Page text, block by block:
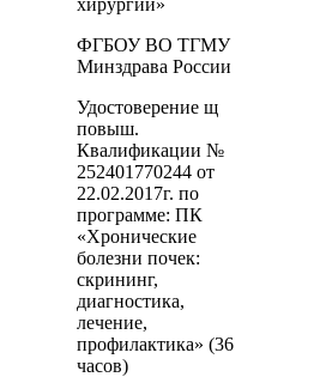
ФГБОУ ВО ТГМУ
Минздрава России
Удостоверение щ
повыш.
Квалификации №
252401770244 от
22.02.2017г. по
программе: ПК
«Хронические
болезни почек:
скрининг,
диагностика,
лечение,
профилактика» (36
часов)